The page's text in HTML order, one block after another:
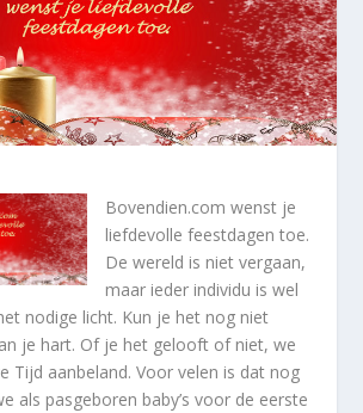
Bovendien.com wenst je
liefdevolle feestdagen toe.
De wereld is niet vergaan,
maar ieder individu is wel
nodige licht. Kun je het nog niet
je hart. Of je het gelooft of niet, we
Tijd aanbeland. Voor velen is dat nog
als pasgeboren baby’s voor de eerste